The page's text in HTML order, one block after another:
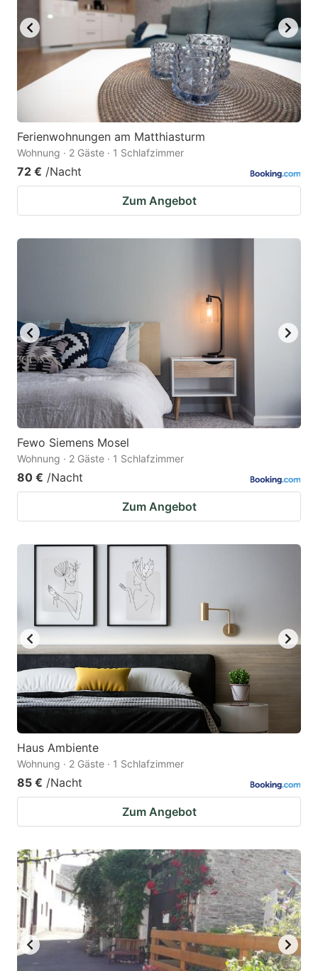
Ferienwohnungen am Matthiasturm
Wohnung · 2 Gäste · 1 Schlafzimmer
72 € /Nacht
Zum Angebot
Fewo Siemens Mosel
Wohnung · 2 Gäste · 1 Schlafzimmer
80 € /Nacht
Zum Angebot
Haus Ambiente
Wohnung · 2 Gäste · 1 Schlafzimmer
85 € /Nacht
Zum Angebot